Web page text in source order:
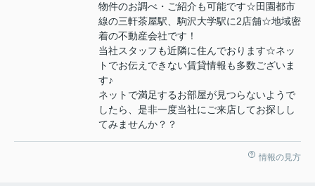
物件のお調べ・ご紹介も可能です☆田園都市
線の三軒茶屋駅、駒沢大学駅に2店舗☆地域密
着の不動産会社です！
当社スタッフも近隣に住んでおります☆ネッ
トでお伝えできない賃貸情報も多数ございま
す♪
ネットで満足するお部屋が見つらないようで
したら、是非一度当社にご来店してお探しし
てみませんか？？
情報の見方